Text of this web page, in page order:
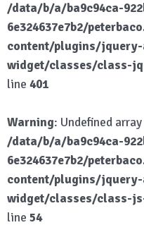
/data/b/a/ba9c94ca-
6e324637e7b2/
content/plugins/
widget/classes/class-
line 401
Warning: Undefined
/data/b/a/ba9c94ca-
6e324637e7b2/
content/plugins/
widget/classes/class-
line 54